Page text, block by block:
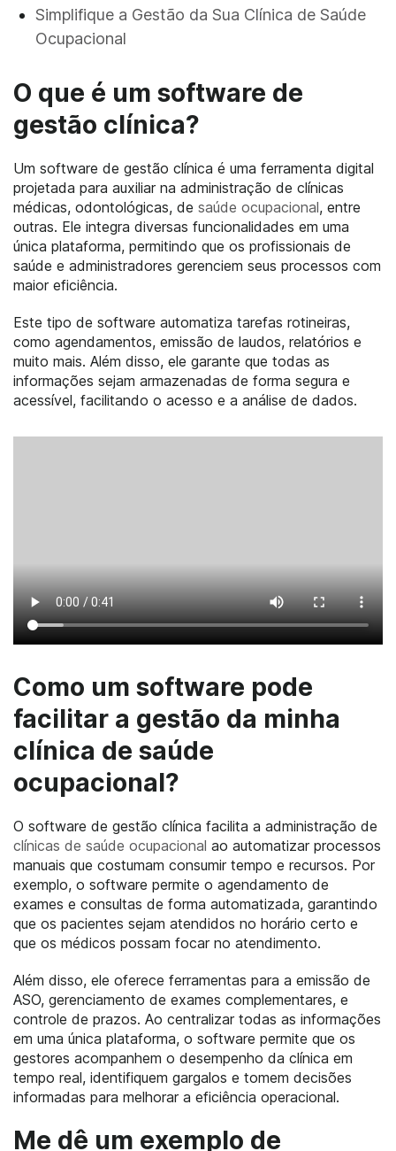
Simplifique a Gestão da Sua Clínica de Saúde
Ocupacional
O que é um software de
gestão clínica?
Um software de gestão clínica é uma ferramenta digital
projetada para auxiliar na administração de clínicas
médicas, odontológicas, de saúde ocupacional, entre
outras. Ele integra diversas funcionalidades em uma
única plataforma, permitindo que os profissionais de
saúde e administradores gerenciem seus processos com
maior eficiência.
Este tipo de software automatiza tarefas rotineiras,
como agendamentos, emissão de laudos, relatórios e
muito mais. Além disso, ele garante que todas as
informações sejam armazenadas de forma segura e
acessível, facilitando o acesso e a análise de dados.
Como um software pode
facilitar a gestão da minha
clínica de saúde
ocupacional?
O software de gestão clínica facilita a administração de
clínicas de saúde ocupacional ao automatizar processos
manuais que costumam consumir tempo e recursos. Por
exemplo, o software permite o agendamento de
exames e consultas de forma automatizada, garantindo
que os pacientes sejam atendidos no horário certo e
que os médicos possam focar no atendimento.
Além disso, ele oferece ferramentas para a emissão de
ASO, gerenciamento de exames complementares, e
controle de prazos. Ao centralizar todas as informações
em uma única plataforma, o software permite que os
gestores acompanhem o desempenho da clínica em
tempo real, identifiquem gargalos e tomem decisões
informadas para melhorar a eficiência operacional.
Me dê um exemplo de